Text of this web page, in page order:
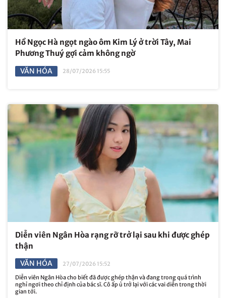
Hồ Ngọc Hà ngọt ngào ôm Kim Lý ở trời Tây, Mai
Phương Thuý gợi cảm không ngờ
VĂN HÓA 28/07/2026 15:55
Diễn viên Ngân Hòa rạng rỡ trở lại sau khi được ghép
thận
VĂN HÓA
27/07/2026 15:52
Diễn viên Ngân Hòa cho biết đã được ghép thận và đang trong quá trình
nghỉ ngơi theo chỉ định của bác sĩ. Cô ấp ủ trở lại với các vai diễn trong thời
gian tới.